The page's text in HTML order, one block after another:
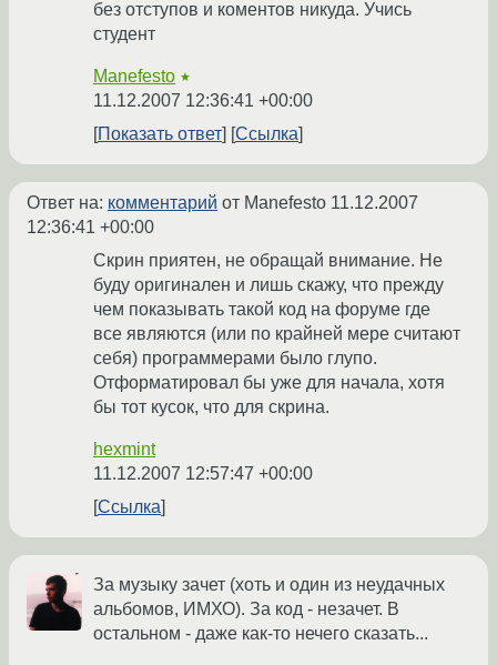
без отступов и коментов никуда. Учись
студент
Manefesto ★
11.12.2007 12:36:41 +00:00
Показать ответ
Ссылка
Ответ на: комментарий от Manefesto 11.12.2007
12:36:41 +00:00
Скрин приятен, не обращай внимание. Не
буду оригинален и лишь скажу, что прежду
чем показывать такой код на форуме где
все являются (или по крайней мере считают
себя) программерами было глупо.
Отформатировал бы уже для начала, хотя
бы тот кусок, что для скрина.
hexmint
11.12.2007 12:57:47 +00:00
Ссылка
За музыку зачет (хоть и один из неудачных
альбомов, ИМХО). За код - незачет. В
остальном - даже как-то нечего сказать...